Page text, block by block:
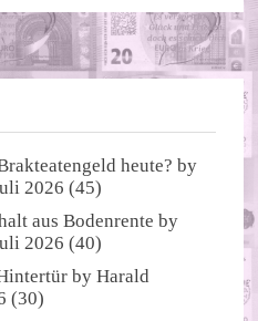
heute? by
2026 (45)
aus Bodenrente by
2026 (40)
byHarald
(30)